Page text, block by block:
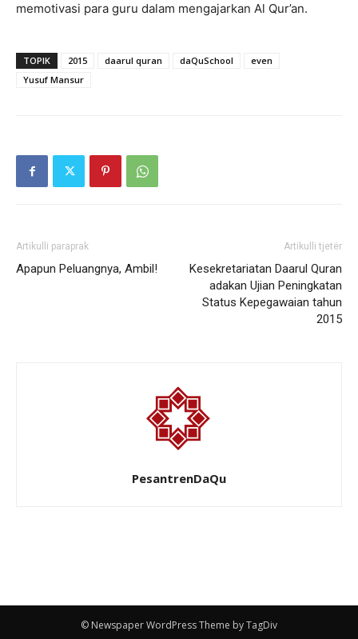
memotivasi para guru dalam mengajarkan Al Qur’an.
TOPIK 2015 daarul quran daQuSchool
even
Yusuf Mansur
Artikulli paraprak
Apapun Peluangnya, Ambil!
Artikulli tjetër
Kesekretariatan Daarul Quran
adakan Ujian Peningkatan
Status Kepegawaian tahun
2015
PesantrenDaQu
© Newspaper WordPress Theme by TagDiv